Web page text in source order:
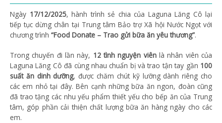
Ngày 17/12/2025, hành trình sẻ chia của Laguna Lăng Cô lại
tiếp tục dừng chân tại Trung tâm Bảo trợ Xã hội Nước Ngọt với
chương trình “Food Donate – Trao gửi bữa ăn yêu thương”.
Trong chuyến đi lần này, 12 tình nguyện viênlà nhân viên của
Laguna Lăng Cô đã cùng nhau chuẩn bị và trao tận tay gần 100
suất ăn dinh dưỡng, được chăm chút kỹ lưỡng dành riêng cho
các em nhỏ tại đây. Bên cạnh những bữa ăn ngon, đoàn cũng
đã trao tặng các nhu yếu phẩm thiết yếu cho bếp ăn của Trung
tâm, góp phần cải thiện chất lượng bữa ăn hàng ngày cho các
em.